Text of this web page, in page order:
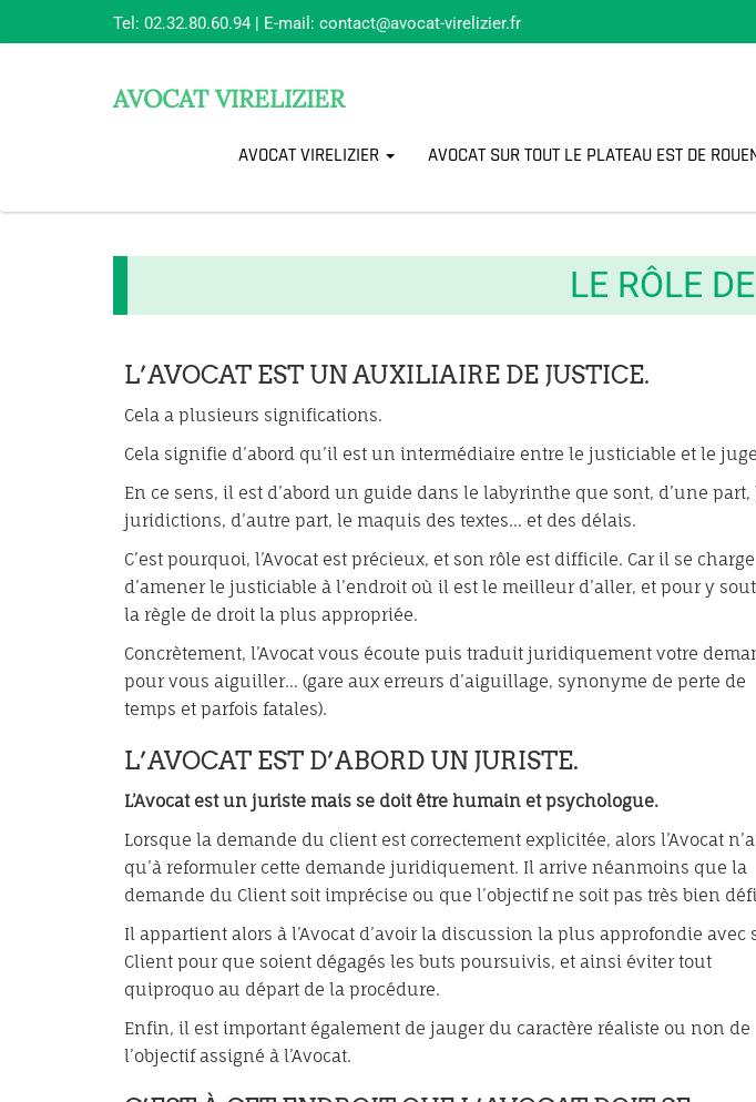
Tel: 02.32.80.60.94 | E-mail: contact@avocat-virelizier.fr
AVOCAT VIRELIZIER
AVOCAT VIRELIZIER AVOCAT SUR TOUT LE PLATEAU EST DE
LE RÔLE
L’AVOCAT EST UN AUXILIAIRE DE JUSTICE.
Cela a plusieurs significations.
Cela signifie d’abord qu’il est un intermédiaire entre le justiciable et le
En ce sens, il est d’abord un guide dans le labyrinthe que sont, d’une part,
juridictions, d’autre part, le maquis des textes… et des délais.
C’est pourquoi, l’Avocat est précieux, et son rôle est difficile. Car il se charge
d’amener le justiciable à l’endroit où il est le meilleur d’aller, et pour y
la règle de droit la plus appropriée.
Concrètement, l’Avocat vous écoute puis traduit juridiquement votre
pour vous aiguiller… (gare aux erreurs d’aiguillage, synonyme de perte de
temps et parfois fatales).
L’AVOCAT EST D’ABORD UN JURISTE.
L’Avocat est un juriste mais se doit être humain et psychologue.
Lorsque la demande du client est correctement explicitée, alors l’Avocat
qu’à reformuler cette demande juridiquement. Il arrive néanmoins que la
demande du Client soit imprécise ou que l’objectif ne soit pas très bien
Il appartient alors à l’Avocat d’avoir la discussion la plus approfondie avec
Client pour que soient dégagés les buts poursuivis, et ainsi éviter tout
quiproquo au départ de la procédure.
Enfin, il est important également de jauger du caractère réaliste ou non de
l’objectif assigné à l’Avocat.